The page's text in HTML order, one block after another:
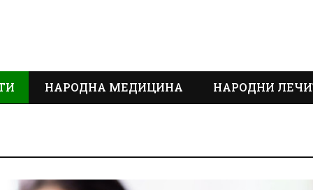
НАРОДНА МЕДИЦИНА НАРОДНИ